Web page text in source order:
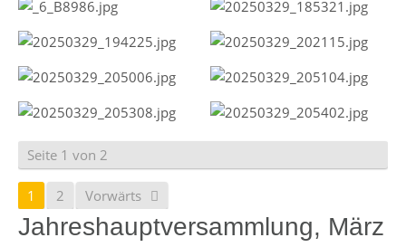
Seite 1 von 2
1 2 Vorwärts
Jahreshauptversammlung, März